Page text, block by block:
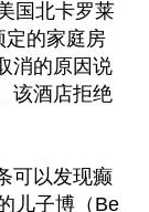
国北卡罗莱
定的家庭房
消的原因说
该酒店拒绝
可以发现癫
儿子博（Be